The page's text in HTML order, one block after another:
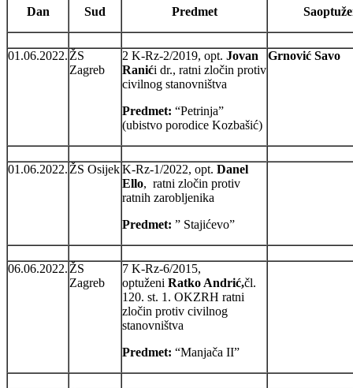
Dan Sud Predmet
01.06.2022. ŽS
Zagreb
2 K-Rz-2/2019, opt. Jovan
Ranići dr., ratni zločin protiv
civilnog stanovništva
Predmet: “Petrinja”
(ubistvo porodice Kozbašić)
Grnović Savo
01.06.2022. ŽS OsijekK-Rz-1/2022, opt. Danel
Ello, ratni zločin protiv
ratnih zarobljenika
Predmet: ” Stajićevo”
06.06.2022. ŽS
Zagreb
7 K-Rz-6/2015,
optuženi Ratko Andrić,čl.
120. st. 1. OKZRH ratni
zločin protiv civilnog
stanovništva
Predmet: “Manjača II”